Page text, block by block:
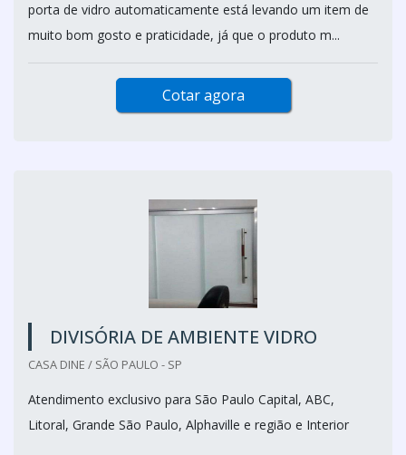
porta de vidro automaticamente está levando um item de
muito bom gosto e praticidade, já que o produto m...
Cotar agora
DIVISÓRIA DE AMBIENTE VIDRO
CASA DINE / SÃO PAULO - SP
Atendimento exclusivo para São Paulo Capital, ABC,
Litoral, Grande São Paulo, Alphaville e região e Interior